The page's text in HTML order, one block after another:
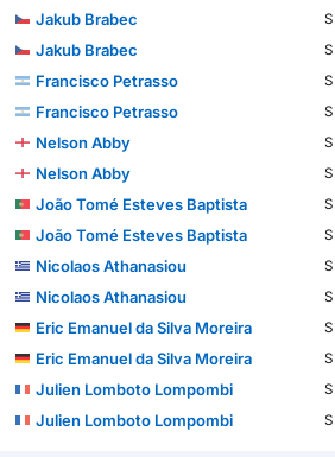
Jakub Brabec
S
Jakub Brabec
S
Francisco Petrasso
S
Francisco Petrasso
S
Nelson Abby
S
Nelson Abby
S
João Tomé Esteves Baptista
S
João Tomé Esteves Baptista
S
Nicolaos Athanasiou
S
Nicolaos Athanasiou
S
Eric Emanuel da Silva Moreira
S
Eric Emanuel da Silva Moreira
S
Julien Lomboto Lompombi
S
Julien Lomboto Lompombi
S